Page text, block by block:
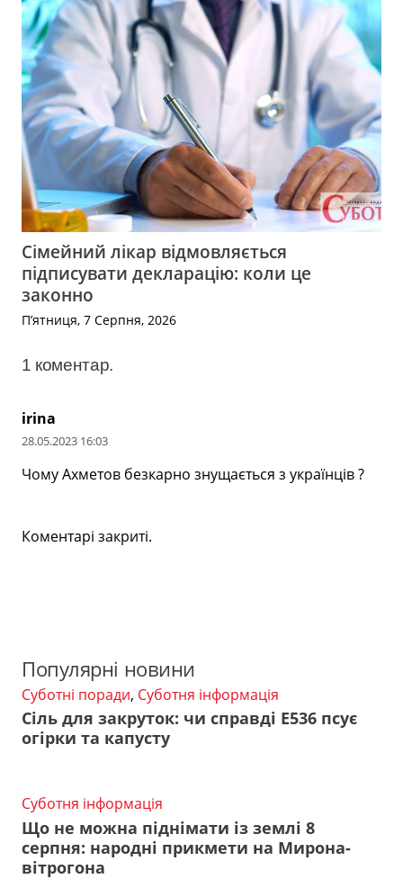
Сімейний лікар відмовляється
підписувати декларацію: коли це
законно
П’ятниця, 7 Серпня, 2026
1 коментар.
irina
28.05.2023 16:03
Чому Ахметов безкарно знущається з українців ?
Коментарі закриті.
Популярні новини
Суботні поради, Суботня інформація
Сіль для закруток: чи справді Е536 псує
огірки та капусту
Суботня інформація
Що не можна піднімати із землі 8
серпня: народні прикмети на Мирона-
вітрогона